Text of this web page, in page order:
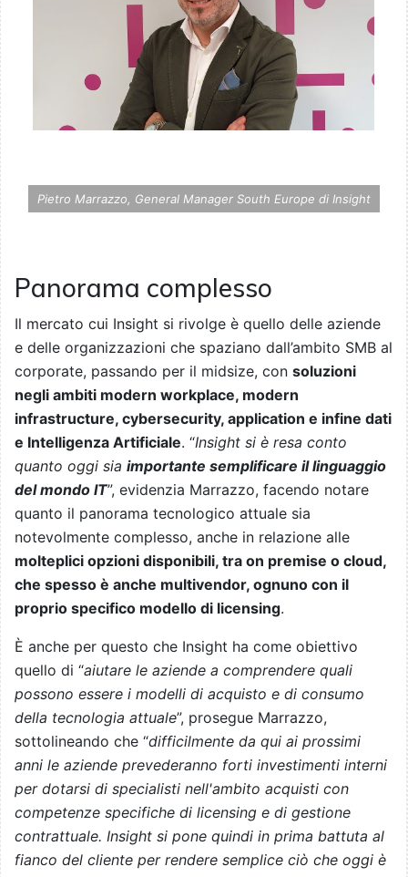
Pietro Marrazzo, General Manager South Europe di Insight
Panorama complesso
Il mercato cui Insight si rivolge è quello delle aziende
e delle organizzazioni che spaziano dall’ambito SMB al
corporate, passando per il midsize, con soluzioni
negli ambiti modern workplace, modern
infrastructure, cybersecurity, application e infine dati
e Intelligenza Artificiale. “Insight si è resa conto
quanto oggi sia importante semplificare il linguaggio
del mondo IT”, evidenzia Marrazzo, facendo notare
quanto il panorama tecnologico attuale sia
notevolmente complesso, anche in relazione alle
molteplici opzioni disponibili, tra on premise o cloud,
che spesso è anche multivendor, ognuno con il
proprio specifico modello di licensing.
È anche per questo che Insight ha come obiettivo
quello di “aiutare le aziende a comprendere quali
possono essere i modelli di acquisto e di consumo
della tecnologia attuale”, prosegue Marrazzo,
sottolineando che “difficilmente da qui ai prossimi
anni le aziende prevederanno forti investimenti interni
per dotarsi di specialisti nell'ambito acquisti con
competenze specifiche di licensing e di gestione
contrattuale. Insight si pone quindi in prima battuta al
fianco del cliente per rendere semplice ciò che oggi è